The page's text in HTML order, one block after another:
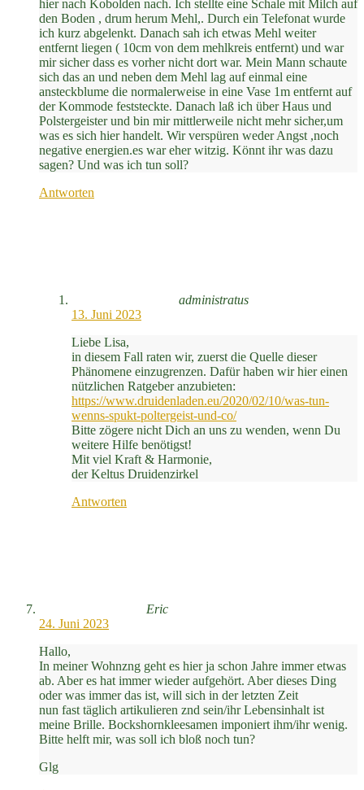
hier nach Kobolden nach. Ich stellte eine Schale mit Milch auf
den Boden , drum herum Mehl,. Durch ein Telefonat wurde
ich kurz abgelenkt. Danach sah ich etwas Mehl weiter
entfernt liegen ( 10cm von dem mehlkreis entfernt) und war
mir sicher dass es vorher nicht dort war. Mein Mann schaute
sich das an und neben dem Mehl lag auf einmal eine
ansteckblume die normalerweise in eine Vase 1m entfernt auf
der Kommode feststeckte. Danach laß ich über Haus und
Polstergeister und bin mir mittlerweile nicht mehr sicher,um
was es sich hier handelt. Wir verspüren weder Angst ,noch
negative energien.es war eher witzig. Könnt ihr was dazu
sagen? Und was ich tun soll?
Antworten
administratus
13. Juni 2023
Liebe Lisa,
in diesem Fall raten wir, zuerst die Quelle dieser
Phänomene einzugrenzen. Dafür haben wir hier einen
nützlichen Ratgeber anzubieten:
https://www.druidenladen.eu/2020/02/10/was-tun-
wenns-spukt-poltergeist-und-co/
Bitte zögere nicht Dich an uns zu wenden, wenn Du
weitere Hilfe benötigst!
Mit viel Kraft & Harmonie,
der Keltus Druidenzirkel
Antworten
Eric
24. Juni 2023
Hallo,
In meiner Wohnzng geht es hier ja schon Jahre immer etwas
ab. Aber es hat immer wieder aufgehört. Aber dieses Ding
oder was immer das ist, will sich in der letzten Zeit
nun fast täglich artikulieren znd sein/ihr Lebensinhalt ist
meine Brille. Bockshornkleesamen imponiert ihm/ihr wenig.
Bitte helft mir, was soll ich bloß noch tun?
Glg